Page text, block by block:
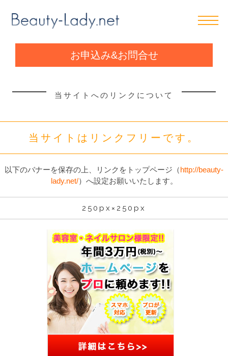
お申込み&お問合せ
当サイトへのリンクについて
当サイトはリンクフリーです。
以下のバナーを保存の上、リンクをトップページ（http://beauty-
lady.net/）へ設定お願いいたします。
250px×250px